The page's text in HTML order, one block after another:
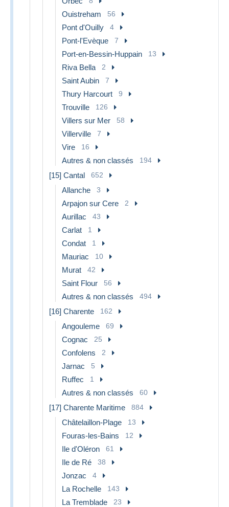
Ouistreham 56
Pont d'Ouilly 4
Pont-l'Evèque 7
Port-en-Bessin-Huppain 13
Riva Bella 2
Saint Aubin 7
Thury Harcourt 9
Trouville 126
Villers sur Mer 58
Villerville 7
Vire 16
Autres & non classés 194
[15] Cantal 652
Allanche 3
Arpajon sur Cere 2
Aurillac 43
Carlat 1
Condat 1
Mauriac 10
Murat 42
Saint Flour 56
Autres & non classés 494
[16] Charente 162
Angouleme 69
Cognac 25
Confolens 2
Jarnac 5
Ruffec 1
Autres & non classés 60
[17] Charente Maritime 884
Châtelaillon-Plage 13
Fouras-les-Bains 12
Ile d'Oléron 61
Ile de Ré 38
Jonzac 4
La Rochelle 143
La Tremblade 23